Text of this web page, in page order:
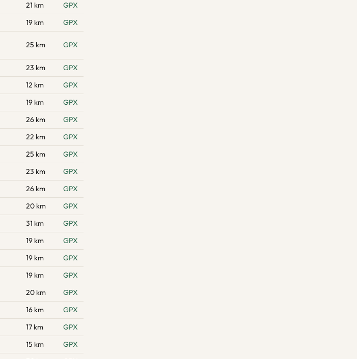
21 km
GPX
19 km
GPX
25 km GPX
23 km
GPX
12 km
GPX
19 km
GPX
26 km
GPX
22 km
GPX
25 km
GPX
23 km
GPX
26 km
GPX
20 km
GPX
31 km
GPX
19 km
GPX
19 km
GPX
19 km
GPX
20 km
GPX
16 km
GPX
17 km
GPX
15 km
GPX